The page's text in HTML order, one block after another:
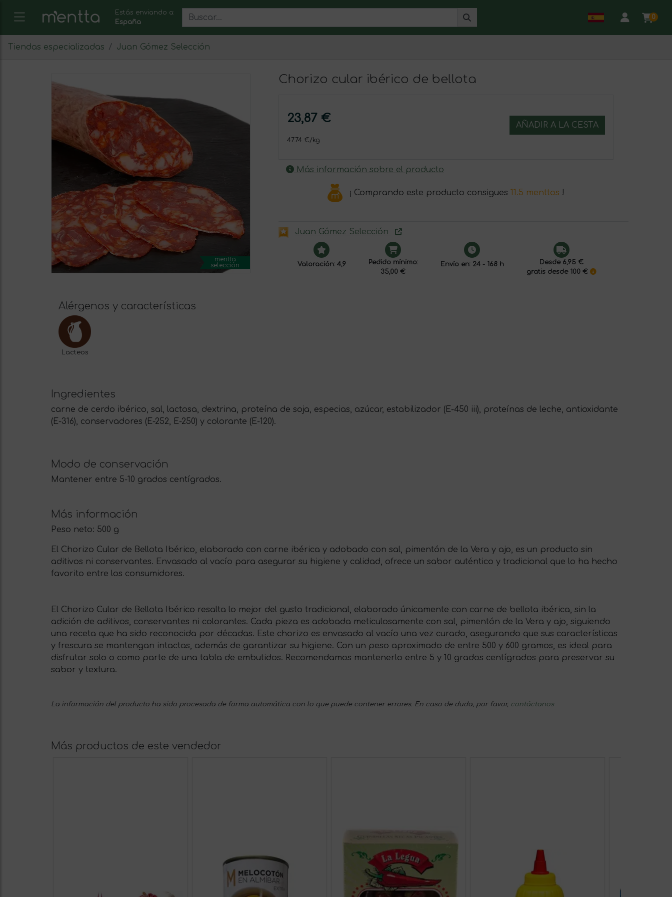
Estás enviando a:
España
0
Tiendas especializadas Juan Gómez Selección
mentta
selección
Chorizo cular ibérico de bellota
23,87 €
47.74 €/kg
AÑADIR A LA CESTA
Más información sobre el producto
¡ Comprando este producto consigues 11.5 menttos !
Juan Gómez Selección
Valoración: 4,9
Pedido mínimo:
35,00 €
Envío en: 24 - 168 h
Desde 6,95 €
gratis desde 100 €
Alérgenos y características
Lacteos
Ingredientes
carne de cerdo ibérico, sal, lactosa, dextrina, proteína de soja, especias, azúcar, estabilizador (E-450 iii), proteínas de leche, antioxidante
(E-316), conservadores (E-252, E-250) y colorante (E-120).
Modo de conservación
Mantener entre 5-10 grados centígrados.
Más información
Peso neto: 500 g
El Chorizo Cular de Bellota Ibérico, elaborado con carne ibérica y adobado con sal, pimentón de la Vera y ajo, es un producto sin
aditivos ni conservantes. Envasado al vacío para asegurar su higiene y calidad, ofrece un sabor auténtico y tradicional que lo ha hecho
favorito entre los consumidores.
El Chorizo Cular de Bellota Ibérico resalta lo mejor del gusto tradicional, elaborado únicamente con carne de bellota ibérica, sin la
adición de aditivos, conservantes ni colorantes. Cada pieza es adobada meticulosamente con sal, pimentón de la Vera y ajo, siguiendo
una receta que ha sido reconocida por décadas. Este chorizo es envasado al vacío una vez curado, asegurando que sus características
y frescura se mantengan intactas, además de garantizar su higiene. Con un peso aproximado de entre 500 y 600 gramos, es ideal para
disfrutar solo o como parte de una tabla de embutidos. Recomendamos mantenerlo entre 5 y 10 grados centígrados para preservar su
sabor y textura.
La información del producto ha sido procesada de forma automática con lo que puede contener errores. En caso de duda, por favor, contáctanos
Más productos de este vendedor